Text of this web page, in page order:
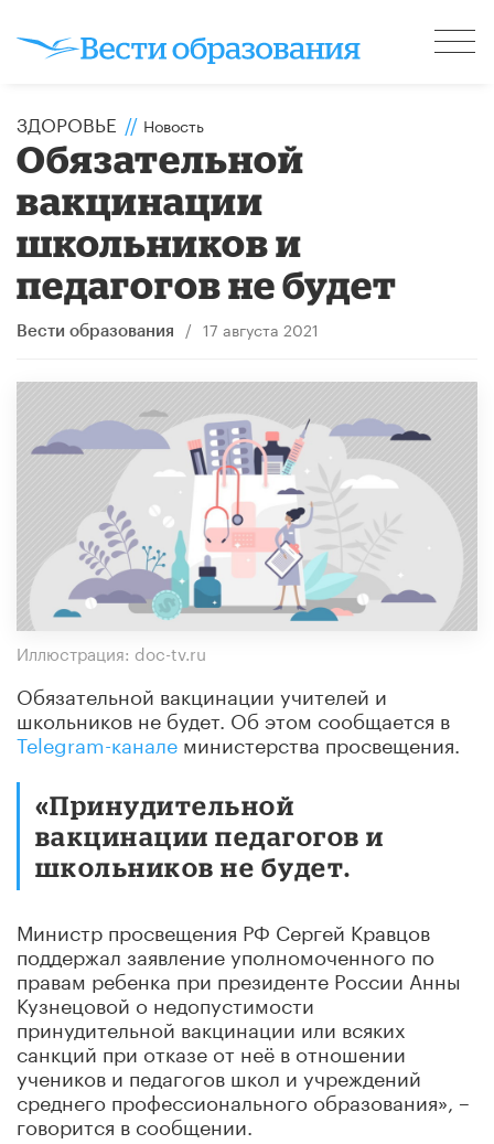
ЗДОРОВЬЕ // Новость
Обязательной
вакцинации
школьников и
педагогов не будет
Вести образования / 17 августа 2021
Иллюстрация: doc-tv.ru
Обязательной вакцинации учителей и
школьников не будет. Об этом сообщается в
Telegram-каналеминистерства просвещения.
«Принудительной
вакцинации педагогов и
школьников не будет.
Министр просвещения РФ Сергей Кравцов
поддержал заявление уполномоченного по
правам ребенка при президенте России Анны
Кузнецовой о недопустимости
принудительной вакцинации или всяких
санкций при отказе от неё в отношении
учеников и педагогов школ и учреждений
среднего профессионального образования», –
говорится в сообщении.